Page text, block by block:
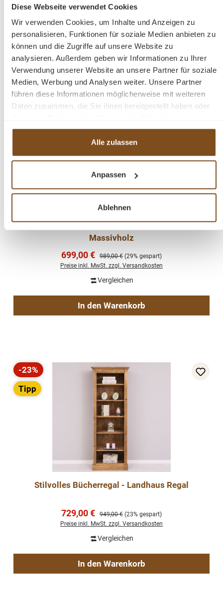
Diese Webseite verwendet Cookies
Wir verwenden Cookies, um Inhalte und Anzeigen zu
personalisieren, Funktionen für soziale Medien anbieten zu
können und die Zugriffe auf unsere Website zu
analysieren. Außerdem geben wir Informationen zu Ihrer
Verwendung unserer Website an unsere Partner für soziale
Medien, Werbung und Analysen weiter. Unsere Partner
führen diese Informationen möglicherweise mit weiteren
Daten zusammen, die Sie ihnen bereitgestellt haben oder
haben.
Alle zulassen
Anpassen
Ablehnen
Preise inkl. MwSt. zzgl. Versandkosten
Vergleichen
In den Warenkorb
-29%
Tipp
Massivholz
Verkaufspreis:
699,00 € Regulärer Preis:
989,00 € (29% gespart)
Preise inkl. MwSt. zzgl. Versandkosten
Vergleichen
In den Warenkorb
Rabatt
-23%
Tipp
Stilvolles Bücherregal - Landhaus Regal
Verkaufspreis:
729,00 € Regulärer Preis:
949,00 € (23% gespart)
Preise inkl. MwSt. zzgl. Versandkosten
Vergleichen
In den Warenkorb